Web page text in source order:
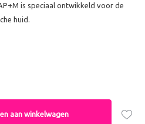
is speciaal ontwikkeld voor de
huid.
aan winkelwagen